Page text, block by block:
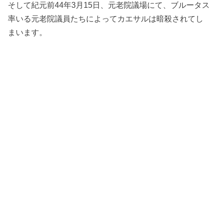
そして紀元前44年3月15日、元老院議場にて、ブルータス
率いる元老院議員たちによってカエサルは暗殺されてし
まいます。